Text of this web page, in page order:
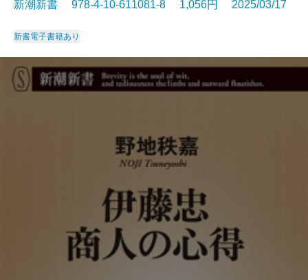
新潮新書 978-4-10-611081-8 1,056円 2025/03/17
新書電子書籍あり